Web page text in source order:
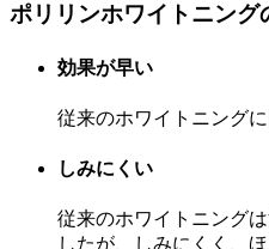
ポリリンホワイトニング
効果が早い
従来のホワイトニング
しみにくい
従来のホワイトニング
したが、しみにくく、